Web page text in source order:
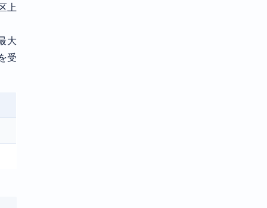
上
大
受